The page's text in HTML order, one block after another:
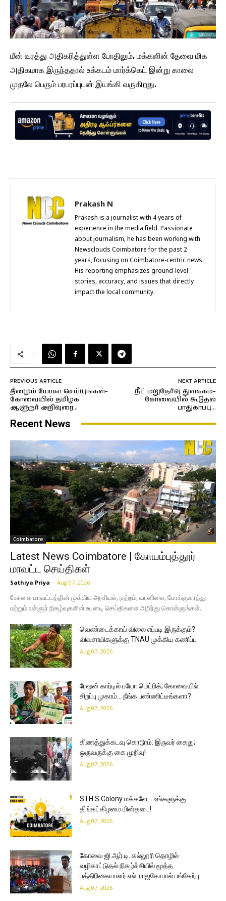
மீன் வரத்து அதிகரித்துள்ள போதிலும், மக்களின் தேவை மிக
அதிகமாக இருந்ததால் உக்கடம் மார்க்கெட் இன்று காலை
முதலே பெரும் பரபரப்புடன் இயங்கி வருகிறது.
Prakash N
Prakash is a journalist with 4 years of
experience in the media field. Passionate
about journalism, he has been working with
Newsclouds Coimbatore for the past 2
years, focusing on Coimbatore-centric news.
His reporting emphasizes ground-level
stories, accuracy, and issues that directly
impact the local community.
PREVIOUS ARTICLE
தினமும் யோகா செய்யுங்கள்-
கோவையில் தமிழக
ஆளுநர் அறிவுரை…
NEXT ARTICLE
நீட் மறுதேர்வு துவக்கம்-
கோவையில் கூடுதல்
பாதுகாப்பு…
Recent News
Coimbatore
Latest News Coimbatore | கோயம்புத்தூர்
மாவட்ட செய்திகள்
Sathiya Priya - Aug 07, 2026
கோவை மாவட்டத்தின் முக்கிய அரசியல், குற்றம், வானிலை, போக்குவரத்து
மற்றும் உள்ளூர் நிகழ்வுகளின் உடனடி செய்திகளை அறிந்து கொள்ளுங்கள்.
வெண்டைக்காய் விலை எப்படி இருக்கும்?
விவசாயிகளுக்கு TNAU முக்கிய கணிப்பு
Aug 07, 2026
ரேஷன் கார்டில் பயோ மெட்ரிக்; கோவையில்
சிறப்பு முகாம்… நீங்க பண்ணிட்டீங்களா?
Aug 07, 2026
கிணத்துக்கடவு கொடூரம்: இருவர் கைது;
ஒருவருக்கு கை முறிவு!
Aug 07, 2026
S.I.H.S Colony மக்களே… உங்களுக்கு
திங்கட்கிழமை மின்தடை!
Aug 07, 2026
கோவை ஜி.ஆர்.டி. கல்லூரி தொழில்
வழிகாட்டுதல் நிகழ்ச்சியில் மூத்த
பத்திரிகையாளர் எல். ராஜகோபால் பங்கேற்பு
Aug 07, 2026